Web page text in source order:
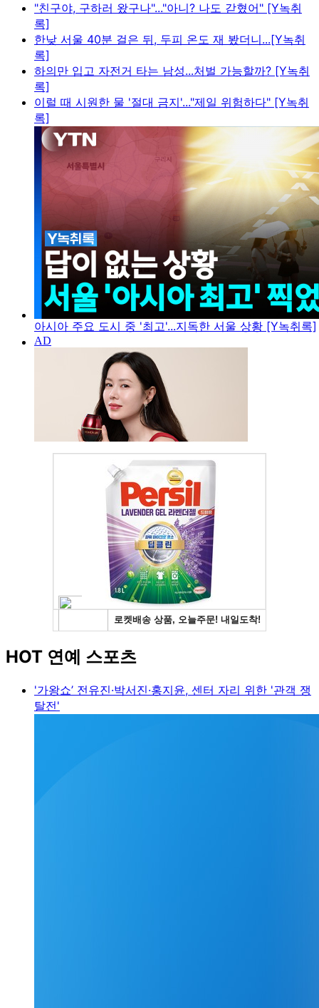
"친구야, 구하러 왔구나"..."아니? 나도 갇혔어" [Y녹취
록]
한낮 서울 40분 걸은 뒤, 두피 온도 재 봤더니...[Y녹취
록]
하의만 입고 자전거 타는 남성...처벌 가능할까? [Y녹취
록]
이럴 때 시원한 물 '절대 금지'..."제일 위험하다" [Y녹취
록]
아시아 주요 도시 중 '최고'...지독한 서울 상황 [Y녹취록]
HOT 연예 스포츠
'가왕쇼’ 전유진·박서진·홍지윤, 센터 자리 위한 '관객 쟁
탈전'